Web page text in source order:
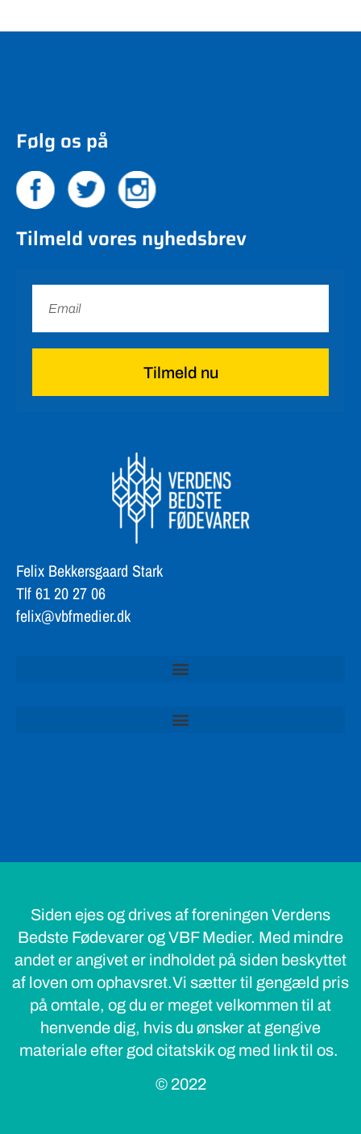
Følg os på
Tilmeld vores nyhedsbrev
Tilmeld nu
Felix Bekkersgaard Stark
Tlf 61 20 27 06
felix@vbfmedier.dk
Siden ejes og drives af foreningen Verdens
Bedste Fødevarer og VBF Medier. Med mindre
andet er angivet er indholdet på siden beskyttet
af loven om ophavsret.Vi sætter til gengæld pris
på omtale, og du er meget velkommen til at
henvende dig, hvis du ønsker at gengive
materiale efter god citatskik og med link til os.
© 2022